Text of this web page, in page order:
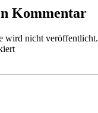
Kommentar
wird nicht veröffentlicht.